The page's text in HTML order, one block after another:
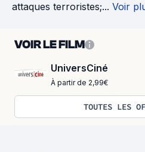
attaques terroristes;... Voir
VOIR LE FILM
UniversCiné
À partir de 2,99€
TOUTES LES